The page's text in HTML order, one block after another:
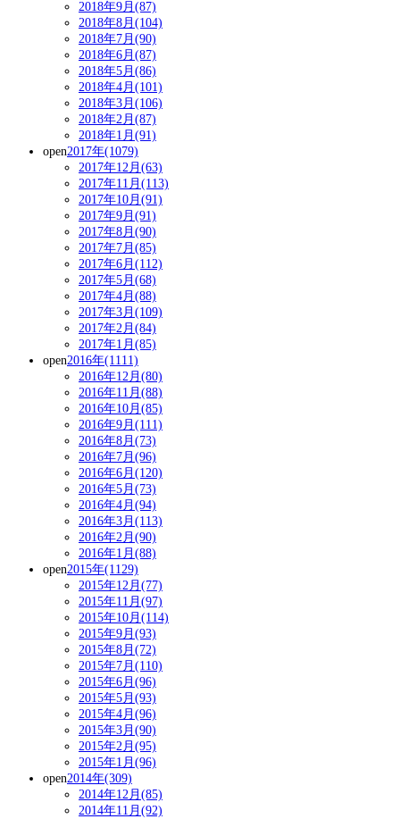
2018年9月(87)
2018年8月(104)
2018年7月(90)
2018年6月(87)
2018年5月(86)
2018年4月(101)
2018年3月(106)
2018年2月(87)
2018年1月(91)
open2017年(1079)
2017年12月(63)
2017年11月(113)
2017年10月(91)
2017年9月(91)
2017年8月(90)
2017年7月(85)
2017年6月(112)
2017年5月(68)
2017年4月(88)
2017年3月(109)
2017年2月(84)
2017年1月(85)
open2016年(1111)
2016年12月(80)
2016年11月(88)
2016年10月(85)
2016年9月(111)
2016年8月(73)
2016年7月(96)
2016年6月(120)
2016年5月(73)
2016年4月(94)
2016年3月(113)
2016年2月(90)
2016年1月(88)
open2015年(1129)
2015年12月(77)
2015年11月(97)
2015年10月(114)
2015年9月(93)
2015年8月(72)
2015年7月(110)
2015年6月(96)
2015年5月(93)
2015年4月(96)
2015年3月(90)
2015年2月(95)
2015年1月(96)
open2014年(309)
2014年12月(85)
2014年11月(92)